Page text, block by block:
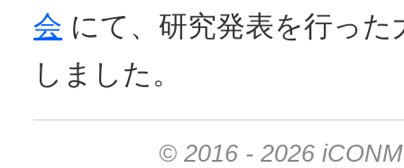
会 にて、研究発表を行っ
しました。
© 2016 - 2026